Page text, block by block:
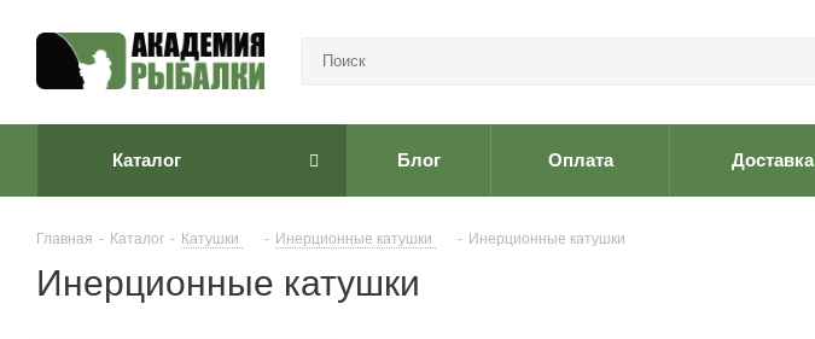
Каталог Блог Оплата Доставка
Главная - Каталог - Катушки - Инерционные катушки - Инерционные катушки
Инерционные катушки